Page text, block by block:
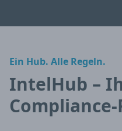
Ein Hub. Alle Regeln.
IntelHub –